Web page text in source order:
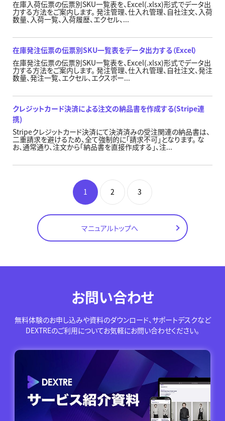
在庫入荷伝票の伝票別SKU一覧表を、Excel(.xlsx)形式でデータ出
力する方法をご案内します。 発注管理、仕入れ管理、自社注文、入荷
数量、入荷一覧、入荷履歴、エクセル、...
在庫発注伝票の伝票別SKU一覧表をデータ出力する（Excel）
在庫発注伝票の伝票別SKU一覧表を、Excel(.xlsx)形式でデータ出
力する方法をご案内します。 発注管理、仕入れ管理、自社注文、発注
数量、発注一覧、エクセル、エクスポー...
クレジットカード決済による注文の納品書を作成する(Stripe連
携)
Stripeクレジットカード決済にて決済済みの受注関連の納品書は、
二重請求を避けるため、全て強制的に「請求不可」となります。 な
お、通常通り、注文から「納品書を直接作成する」、注...
1 2 3
マニュアルトップへ
お問い合わせ
無料体験のお申し込みや資料のダウンロード、サポートデスクなど
DEXTREのご利用についてお気軽にお問い合わせください。